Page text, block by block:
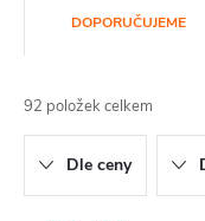
a
z
e
n
DOPORUČUJEME
92 položek celkem
Dle ceny